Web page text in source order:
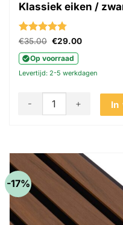
Klassiek eiken /
Gewaardeerd
€35.00 Oorspronkelijke
was:
€35.00.
€29.00Huidige
Op voorraad
Levertijd: 2-5 werkdagen
In
Akudeco® Composiet
-17%